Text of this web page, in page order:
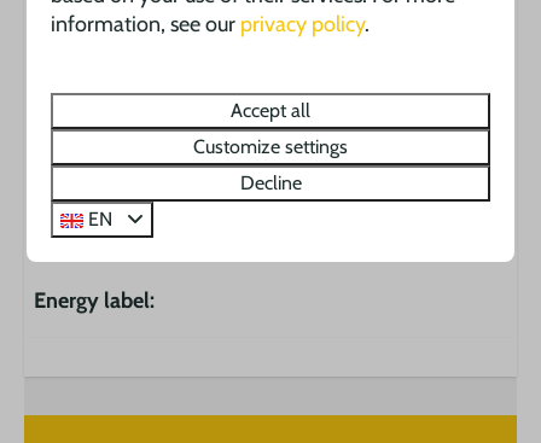
kosten aan verbonden van €7,00 p.p.p.n. Als u
Benieuwd naar wat er aanwezig is in deze
accommodatie? Klikt u dan op
Energy label:
information, see our privacy policy.
Accept all
Customize settings
Decline
EN